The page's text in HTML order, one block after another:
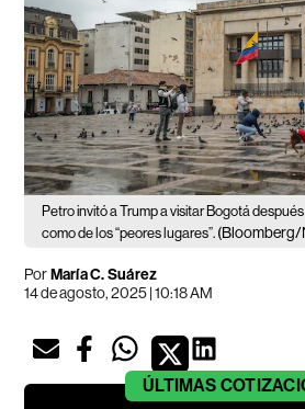
Petro invitó a Trump a visitar Bogotá
como de los “peores lugares”. (Bloomberg/
PorMaría C. Suárez
14 de agosto, 2025 | 10:18 AM
ÚLTIMAS